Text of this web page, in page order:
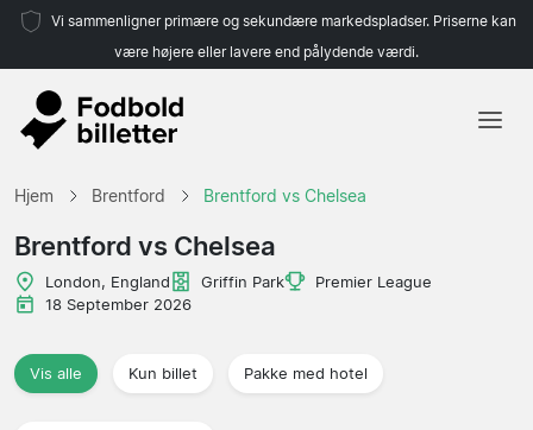
Vi sammenligner primære og sekundære markedspladser. Priserne kan
være højere eller lavere end pålydende værdi.
Hjem Brentford Brentford vs Chelsea
Brentford vs Chelsea
London, England Griffin Park
Premier League
18 September 2026
Vis alle Kun billet Pakke med hotel